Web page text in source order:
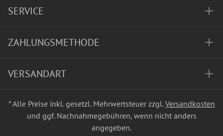
SERVICE
ZAHLUNGSMETHODE
VERSANDART
* Alle Preise inkl. gesetzl. Mehrwertsteuer zzgl.Versandkosten
und ggf. Nachnahmegebühren, wenn nicht anders
angegeben.